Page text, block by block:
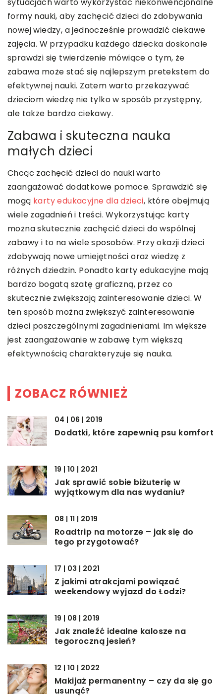
formy nauki, aby zachęcić dzieci do zdobywania
nowej wiedzy, a jednocześnie prowadzić ciekawe
zajęcia. W przypadku każdego dziecka doskonale
sprawdzi się twierdzenie mówiące o tym, że
zabawa może stać się najlepszym pretekstem do
efektywnej nauki. Zatem warto przekazywać
dzieciom wiedzę nie tylko w sposób przystępny,
ale także bardzo ciekawy.
Zabawa i skuteczna nauka
małych dzieci
Chcąc zachęcić dzieci do nauki warto
zaangażować dodatkowe pomoce. Sprawdzić się
mogą karty edukacyjne dla dzieci, które obejmują
wiele zagadnień i treści. Wykorzystując karty
można skutecznie zachęcić dzieci do wspólnej
zabawy i to na wiele sposobów. Przy okazji dzieci
zdobywają nowe umiejętności oraz wiedzę z
różnych dziedzin. Ponadto karty edukacyjne mają
bardzo bogatą szatę graficzną, przez co
skutecznie zwiększają zainteresowanie dzieci. W
ten sposób można zwiększyć zainteresowanie
dzieci poszczególnymi zagadnieniami. Im większe
jest zaangażowanie w zabawę tym większą
efektywnością charakteryzuje się nauka.
ZOBACZ RÓWNIEŻ
04 | 06 | 2019
Dodatki, które zapewnią psu komfort
19 | 10 | 2021
Jak sprawić sobie biżuterię w
wyjątkowym dla nas wydaniu?
08 | 11 | 2019
Roadtrip na motorze – jak się do
tego przygotować?
17 | 03 | 2021
Z jakimi atrakcjami powiązać
weekendowy wyjazd do Łodzi?
19 | 08 | 2019
Jak znaleźć idealne kalosze na
tegoroczną jesień?
12 | 10 | 2022
Makijaż permanentny – czy da się go
usunąć?